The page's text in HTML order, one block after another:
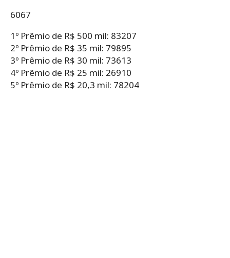
6067
1º Prêmio de R$ 500 mil: 83207
2º Prêmio de R$ 35 mil: 79895
3º Prêmio de R$ 30 mil: 73613
4º Prêmio de R$ 25 mil: 26910
5º Prêmio de R$ 20,3 mil: 78204